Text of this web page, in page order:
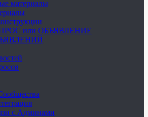
материалы
или ОБЪЯВЛЕНИЕ
с Админами